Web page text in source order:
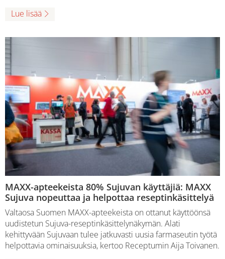
Lue lisää
MAXX-apteekeista 80% Sujuvan käyttäjiä: MAXX
Sujuva nopeuttaa ja helpottaa reseptinkäsittelyä
Valtaosa Suomen MAXX-apteekeista on ottanut käyttöönsä
uudistetun Sujuva-reseptinkäsittelynäkymän. Alati
kehittyvään Sujuvaan tulee jatkuvasti uusia farmaseutin työtä
helpottavia ominaisuuksia, kertoo Receptumin Aija Toivanen.